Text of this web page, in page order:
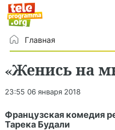
Главная
«Женись на
23:55 06 января 2018
Французская комедия
Тарека Будали